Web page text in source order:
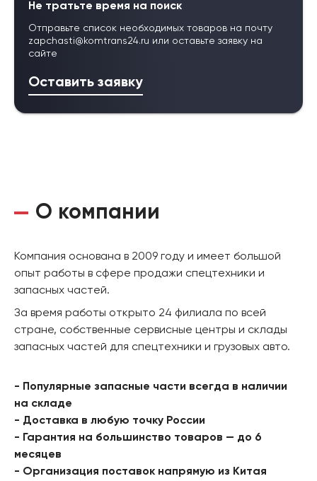
Не тратьте время на поиск
Отправьте список необходимых товаров на почту
zapchasti@komtrans24.ru или оставьте заявку на
сайте
Оставить заявку
О компании
Компания основана в 2009 году и имеет большой
опыт работы в сфере продажи спецтехники и
запасных частей.
За время работы открыто 24 филиала по всей
стране, собственные сервисные центры и склады
запасных частей для спецтехники и грузовых авто.
- Популярные запасные части всегда в наличии
на складе
- Доставка в любую точку России
- Гарантия на большинство товаров — до 6
месяцев
- Организация поставок напрямую из Китая